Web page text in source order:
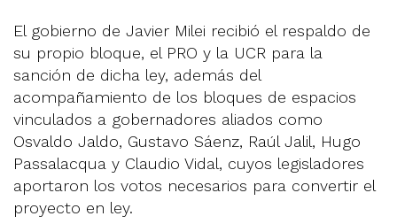
El gobierno de Javier Milei recibió el respaldo de
su propio bloque, el PRO y la UCR para la
sanción de dicha ley, además del
acompañamiento de los bloques de espacios
vinculados a gobernadores aliados como
Osvaldo Jaldo, Gustavo Sáenz, Raúl Jalil, Hugo
Passalacqua y Claudio Vidal, cuyos legisladores
aportaron los votos necesarios para convertir el
proyecto en ley.